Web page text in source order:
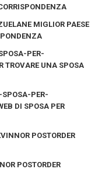
MIGLIOR PAESE
PER-
TROVARE UNA SPOSA
PER-
DI SPOSA PER
POSTORDER
POSTORDER